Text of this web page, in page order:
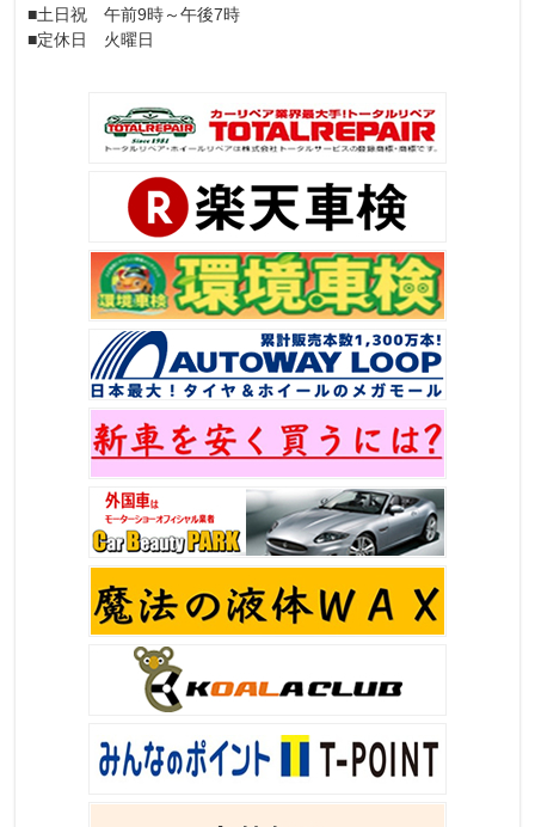
■土日祝 午前9時～午後7時
■定休日 火曜日